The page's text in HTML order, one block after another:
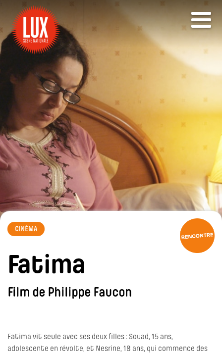
CINÉMA
Fatima
Film de Philippe Faucon
Fatima vit seule avec ses deux filles : Souad, 15 ans,
adolescente en révolte, et Nesrine, 18 ans, qui commence des